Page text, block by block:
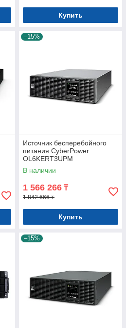
Купить
–15%
Источник бесперебойного
питания CyberPower
OL6KERT3UPM
В наличии
1 566 266 ₸
1 842 666 ₸
Купить
–15%